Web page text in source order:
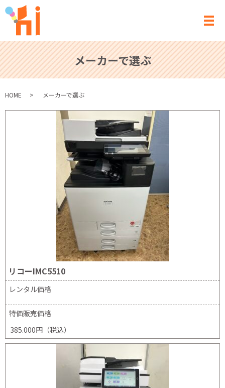
メ
メーカーで選ぶ
HOME メーカーで選ぶ
リコーIMC5510
レンタル価格
特価販売価格
385.000円（税込）